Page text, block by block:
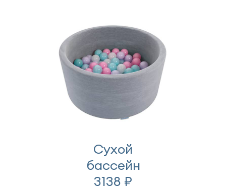
Сухой
бассейн
3138 ₽